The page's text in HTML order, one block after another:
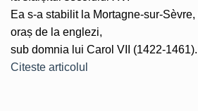
Ea s-a stabilit la Mortagne-sur-
oraș de la englezi,
sub domnia lui Carol VII (1422-1461).
Citeste articolul